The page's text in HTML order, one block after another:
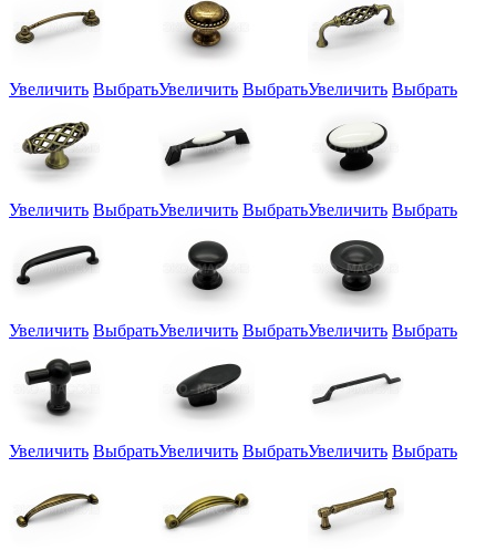
Увеличить ВыбратьУвеличить ВыбратьУвеличить Выбрать
Увеличить ВыбратьУвеличить ВыбратьУвеличить Выбрать
Увеличить ВыбратьУвеличить ВыбратьУвеличить Выбрать
Увеличить ВыбратьУвеличить ВыбратьУвеличить Выбрать